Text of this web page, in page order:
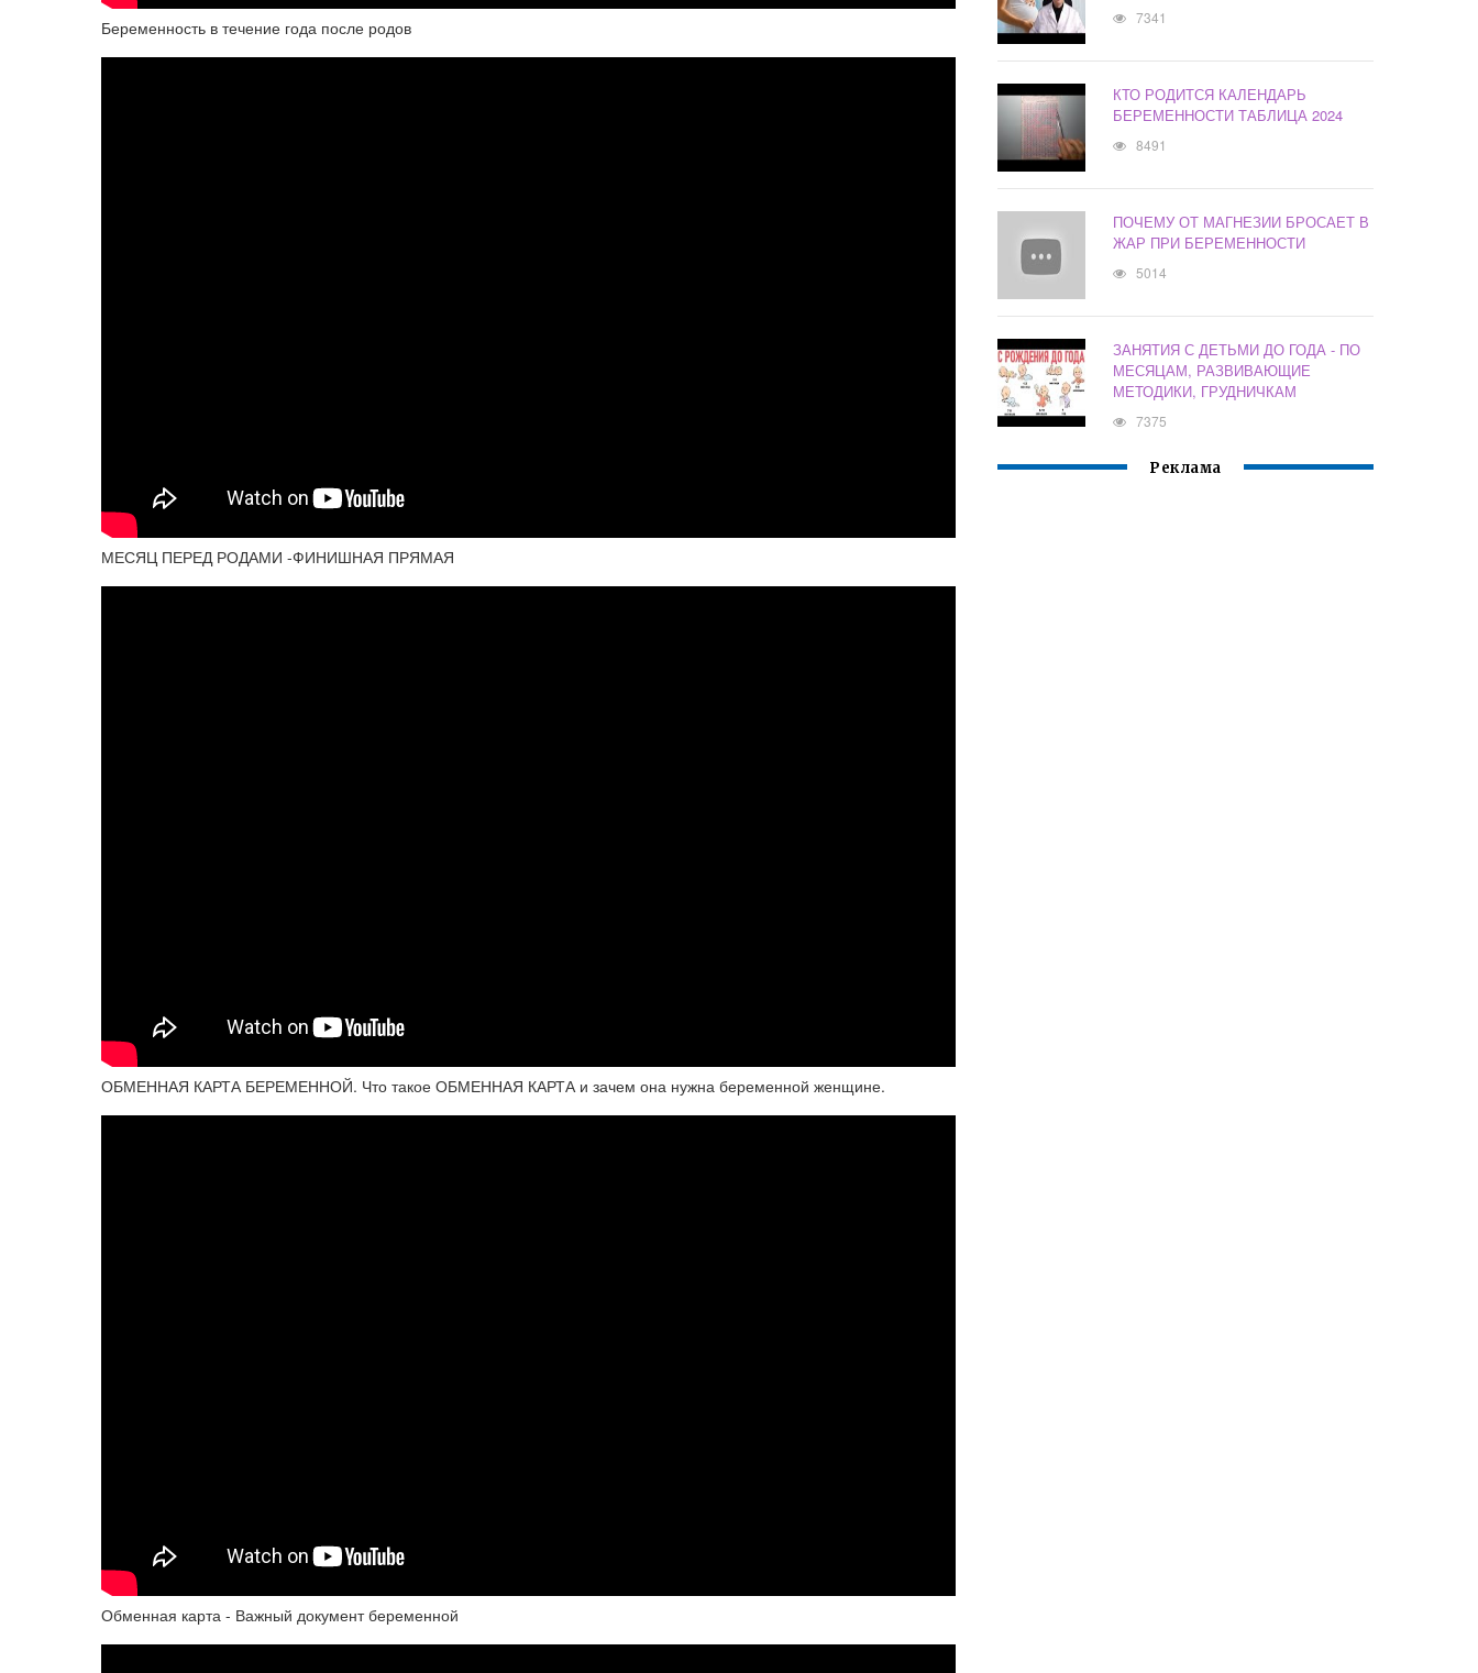
Беременность в течение года после родов
МЕСЯЦ ПЕРЕД РОДАМИ -ФИНИШНАЯ ПРЯМАЯ
ОБМЕННАЯ КАРТА БЕРЕМЕННОЙ. Что такое ОБМЕННАЯ КАРТА и зачем она нужна беременной женщине.
Обменная карта - Важный документ беременной
7341
КТО РОДИТСЯ КАЛЕНДАРЬ
БЕРЕМЕННОСТИ ТАБЛИЦА 2024
8491
ПОЧЕМУ ОТ МАГНЕЗИИ БРОСАЕТ В
ЖАР ПРИ БЕРЕМЕННОСТИ
5014
ЗАНЯТИЯ С ДЕТЬМИ ДО ГОДА - ПО
МЕСЯЦАМ, РАЗВИВАЮЩИЕ
МЕТОДИКИ, ГРУДНИЧКАМ
7375
Реклама